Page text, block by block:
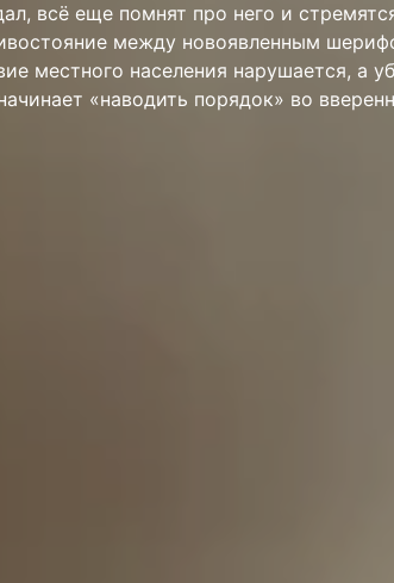
всё еще помнят про него и
между новоявленным
местного населения нарушается, а
«наводить порядок» во